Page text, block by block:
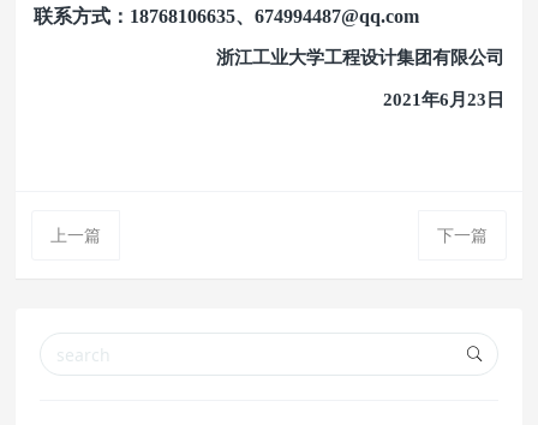
联系方式：18768106635、674994487@qq.com
浙江工业大学工程设计集团有限公司
2021年6月23日
上一篇 下一篇